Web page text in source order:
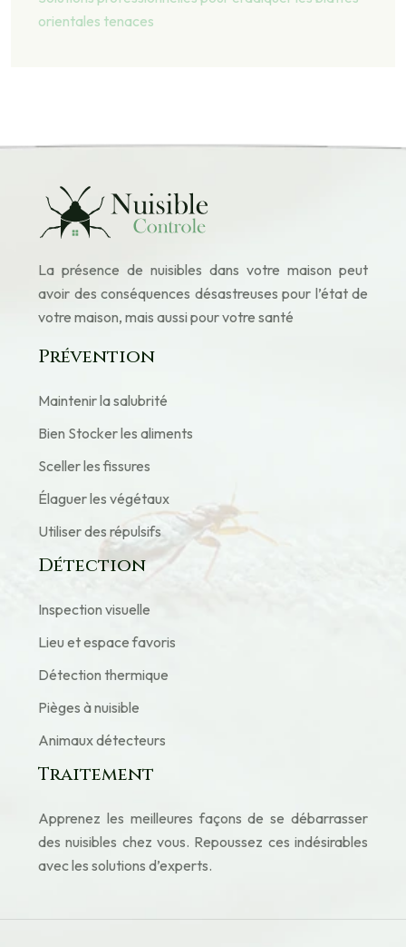
orientales tenaces
La présence de nuisibles dans votre maison peut
avoir des conséquences désastreuses pour l’état de
votre maison, mais aussi pour votre santé
Prévention
Maintenir la salubrité
Bien Stocker les aliments
Sceller les fissures
Élaguer les végétaux
Utiliser des répulsifs
Détection
Inspection visuelle
Lieu et espace favoris
Détection thermique
Pièges à nuisible
Animaux détecteurs
Traitement
Apprenez les meilleures façons de se débarrasser
des nuisibles chez vous. Repoussez ces indésirables
avec les solutions d’experts.